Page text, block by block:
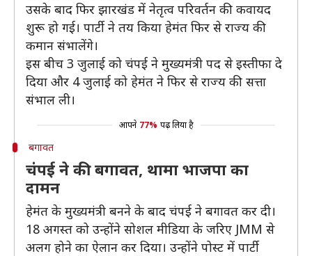
उसके बाद फिर झारखंड में नेतृत्व परिवर्तन की कवायद
शुरू हो गई। पार्टी ने तय किया हेमंत फिर से राज्य की
कमान संभालेंगे।
इस बीच 3 जुलाई को चंपई ने मुख्यमंत्री पद से इस्तीफा दे
दिया और 4 जुलाई को हेमंत ने फिर से राज्य की सत्ता
संभाल ली।
आपने 77% पढ़ लिया है
बगावत
चंपई ने की बगावत, थामा भाजपा का
दामन
हेमंत के मुख्यमंत्री बनने के बाद चंपई ने बगावत कर दी।
18 अगस्त को उन्होंने सोशल मीडिया के जरिए JMM से
अलग होने का ऐलान कर दिया। उन्होंने पोस्ट में पार्टी